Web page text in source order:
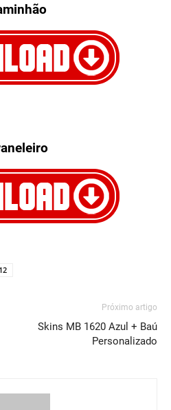
Próximo artigo
Skins MB 1620 Azul + Baú
Personalizado